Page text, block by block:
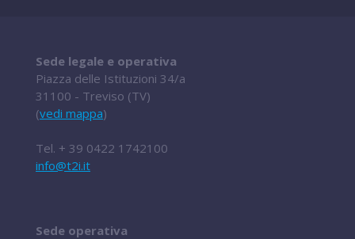
Sede legale e operativa
Piazza delle Istituzioni 34/a
31100 - Treviso (TV)
(vedi mappa)
Tel. + 39 0422 1742100
info@t2i.it
Sede operativa